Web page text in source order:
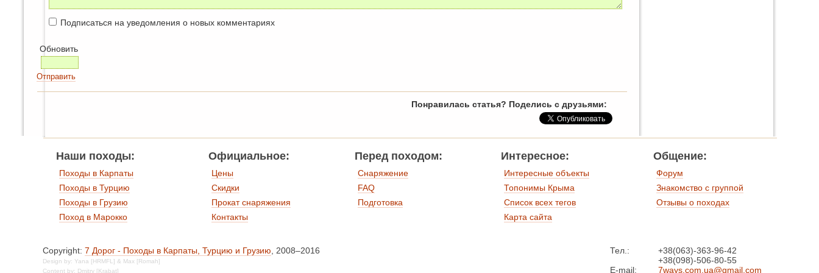
Подписаться на уведомления о новых комментариях
Обновить
Отправить
Понравилась статья? Поделись с друзьями:
Наши походы:
Походы в Карпаты
Походы в Турцию
Походы в Грузию
Поход в Марокко
Официальное:
Цены
Скидки
Прокат снаряжения
Контакты
Перед походом:
Снаряжение
FAQ
Подготовка
Интересное:
Интересные объекты
Топонимы Крыма
Список всех тегов
Карта сайта
Общение:
Форум
Знакомство с группой
Отзывы о походах
Copyright: 7 Дорог - Походы в Карпаты, Турцию и Грузию, 2008–2016
Design by: Yana [HRMFL] & Max [Romah]
Content by: Dmitry [Krabat]
Тел.:
+38(063)-363-96-42
+38(098)-506-80-55
E-mail:
7ways.com.ua@gmail.com